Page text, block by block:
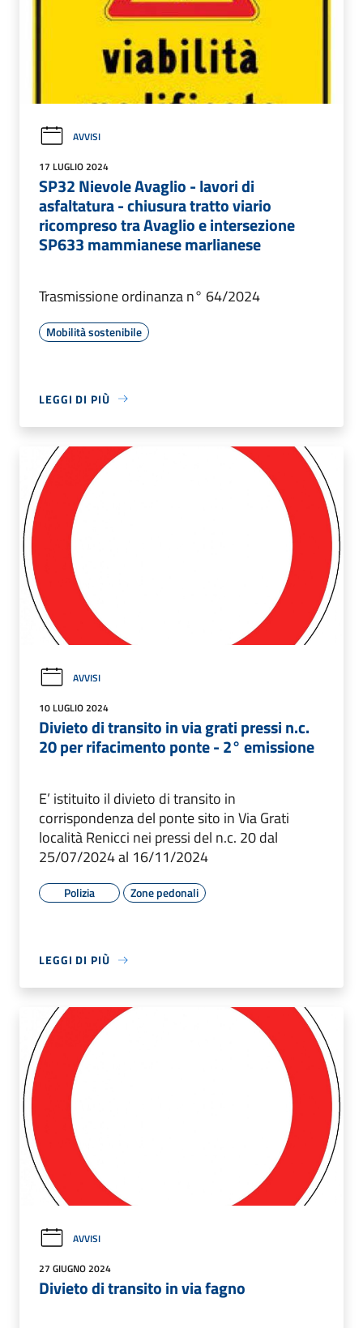
AVVISI
17 LUGLIO 2024
SP32 Nievole Avaglio - lavori di
asfaltatura - chiusura tratto viario
ricompreso tra Avaglio e intersezione
SP633 mammianese marlianese
Trasmissione ordinanza n° 64/2024
Mobilità sostenibile
LEGGI DI PIÙ
AVVISI
10 LUGLIO 2024
Divieto di transito in via grati pressi n.c.
20 per rifacimento ponte - 2° emissione
E’ istituito il divieto di transito in
corrispondenza del ponte sito in Via Grati
località Renicci nei pressi del n.c. 20 dal
25/07/2024 al 16/11/2024
Polizia Zone pedonali
LEGGI DI PIÙ
AVVISI
27 GIUGNO 2024
Divieto di transito in via fagno